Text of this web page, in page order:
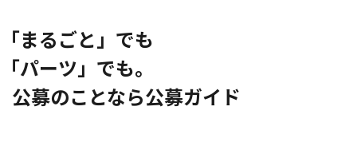
実績紹介
採用情報
資料ダウンロード
「まるごと」でも
「パーツ」でも。
公募のことなら公募ガイド